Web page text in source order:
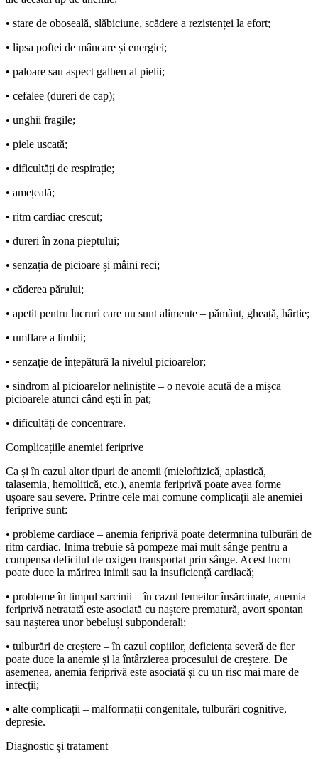
• stare de oboseală, slăbiciune, scădere a rezistenței la efort;
• lipsa poftei de mâncare și energiei;
• paloare sau aspect galben al pielii;
• cefalee (dureri de cap);
• unghii fragile;
• piele uscată;
• dificultăți de respirație;
• amețeală;
• ritm cardiac crescut;
• dureri în zona pieptului;
• senzația de picioare și mâini reci;
• căderea părului;
• apetit pentru lucruri care nu sunt alimente – pământ, gheață, hârtie;
• umflare a limbii;
• senzație de înțepătură la nivelul picioarelor;
• sindrom al picioarelor neliniștite – o nevoie acută de a mișca
picioarele atunci când ești în pat;
• dificultăți de concentrare.
Complicațiile anemiei feriprive
Ca și în cazul altor tipuri de anemii (mieloftizică, aplastică,
talasemia, hemolitică, etc.), anemia feriprivă poate avea forme
ușoare sau severe. Printre cele mai comune complicații ale anemiei
feriprive sunt:
• probleme cardiace – anemia feriprivă poate determnina tulburări de
ritm cardiac. Inima trebuie să pompeze mai mult sânge pentru a
compensa deficitul de oxigen transportat prin sânge. Acest lucru
poate duce la mărirea inimii sau la insuficiență cardiacă;
• probleme în timpul sarcinii – în cazul femeilor însărcinate, anemia
feriprivă netratată este asociată cu naștere prematură, avort spontan
sau nașterea unor bebeluși subponderali;
• tulburări de creștere – în cazul copiilor, deficiența severă de fier
poate duce la anemie și la întârzierea procesului de creștere. De
asemenea, anemia feriprivă este asociată și cu un risc mai mare de
infecții;
• alte complicații – malformații congenitale, tulburări cognitive,
depresie.
Diagnostic și tratament